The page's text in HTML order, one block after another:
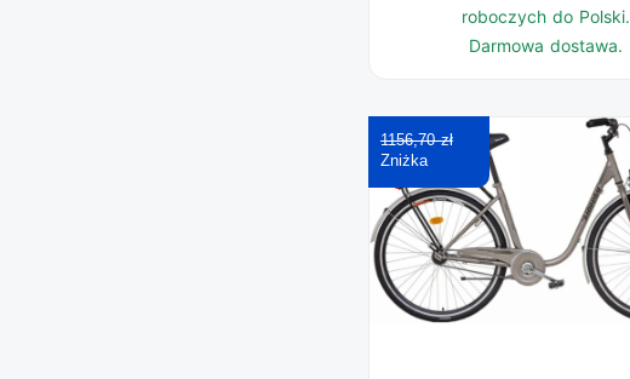
roboczych do Polski.
Darmowa dostawa.
1156,70 zł